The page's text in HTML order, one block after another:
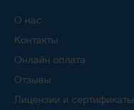
О нас
Контакты
Онлайн оплата
Отзывы
Лицензии и сертификаты